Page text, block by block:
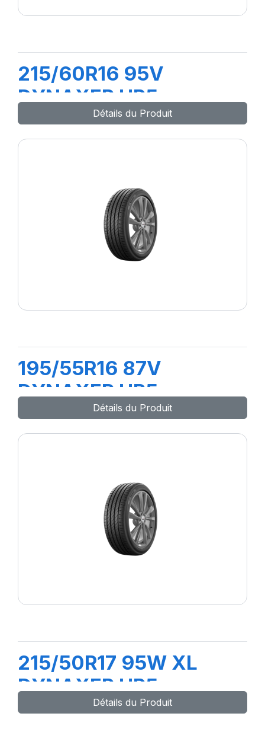
215/60R16 95V
DYNAXER HP5
Détails du Produit
195/55R16 87V
DYNAXER HP5
Détails du Produit
215/50R17 95W XL
DYNAXER HP5
Détails du Produit